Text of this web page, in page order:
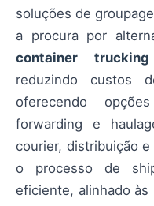
soluções de
a procura por
container trucking
reduzindo custos
oferecendo
forwarding e
courier, distribuição
o processo de
eficiente, alinhado